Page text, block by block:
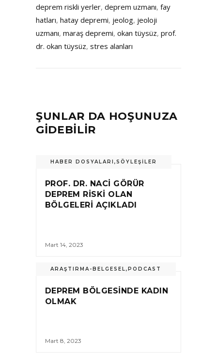
deprem riskli yerler, deprem uzmanı, fay
hatları, hatay depremi, jeolog, jeoloji
uzmanı, maraş depremi, okan tüysüz, prof.
dr. okan tüysüz, stres alanları
ŞUNLAR DA HOŞUNUZA
GİDEBİLİR
HABER DOSYALARI ,SÖYLEŞILER
PROF. DR. NACI GÖRÜR
DEPREM RISKI OLAN
BÖLGELERI AÇIKLADI
Mart 14, 2023
ARAŞTIRMA-BELGESEL,PODCAST
DEPREM BÖLGESINDE KADIN
OLMAK
Mart 8, 2023